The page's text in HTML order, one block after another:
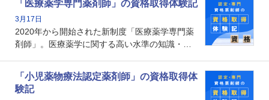
資格です。認定薬剤師とはいったいどんな資格
なのでしょうか。それを取得するとどのような
メリットがあるのでしょうか。
「医療薬学専門薬剤師」の資格取得体験記
3月17日
2020年から開始された新制度「医療薬学専門薬
剤師」。医療薬学に関する高い水準の知識・技
となります。取得要件は多岐に渡り、審査も複
数回ありますが、患者さんに対して一定の能力
「小児薬物療法認定薬剤師」の資格取得体
験記